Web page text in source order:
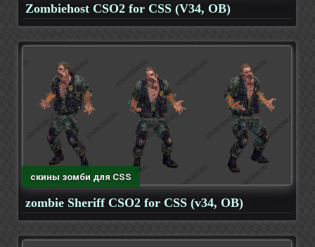
Zombiehost CSO2 for CSS (V34, OB)
скины зомби для CSS
zombie Sheriff CSO2 for CSS (v34, OB)